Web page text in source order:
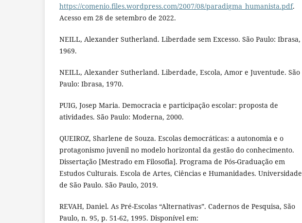
https://comenio.files.wordpress.com/2007/08/paradigma_humanista.pdf.
Acesso em 28 de setembro de 2022.
NEILL, Alexander Sutherland. Liberdade sem Excesso. São Paulo: Ibrasa,
1969.
NEILL, Alexander Sutherland. Liberdade, Escola, Amor e Juventude. São
Paulo: Ibrasa, 1970.
PUIG, Josep Maria. Democracia e participação escolar: proposta de
atividades. São Paulo: Moderna, 2000.
QUEIROZ, Sharlene de Souza. Escolas democráticas: a autonomia e o
protagonismo juvenil no modelo horizontal da gestão do conhecimento.
Dissertação [Mestrado em Filosofia]. Programa de Pós-Graduação em
Estudos Culturais. Escola de Artes, Ciências e Humanidades. Universidade
de São Paulo. São Paulo, 2019.
REVAH, Daniel. As Pré-Escolas “Alternativas”. Cadernos de Pesquisa, São
Paulo, n. 95, p. 51-62, 1995. Disponível em: